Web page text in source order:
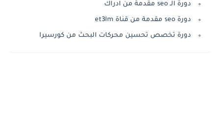
دورة الـ seo مقدمة من ادراك
دورة seo مقدمة من قناة et3lm
دورة تخصص تحسين محركات البحث من كورسيرا